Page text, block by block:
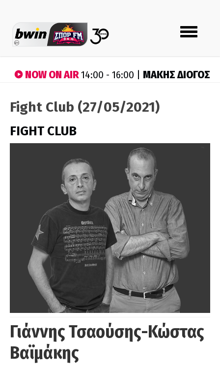
Toggle
navigation
NOW ON AIR14:00 - 16:00 | ΜΑΚΗΣ ΔΙΟΓΟΣ
Fight Club (27/05/2021)
FIGHT CLUB
Γιάννης Τσαούσης-Κώστας
Βαϊμάκης